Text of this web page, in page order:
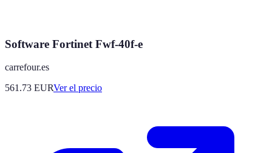
Software Fortinet Fwf-40f-e
carrefour.es
561.73 EURVer el precio